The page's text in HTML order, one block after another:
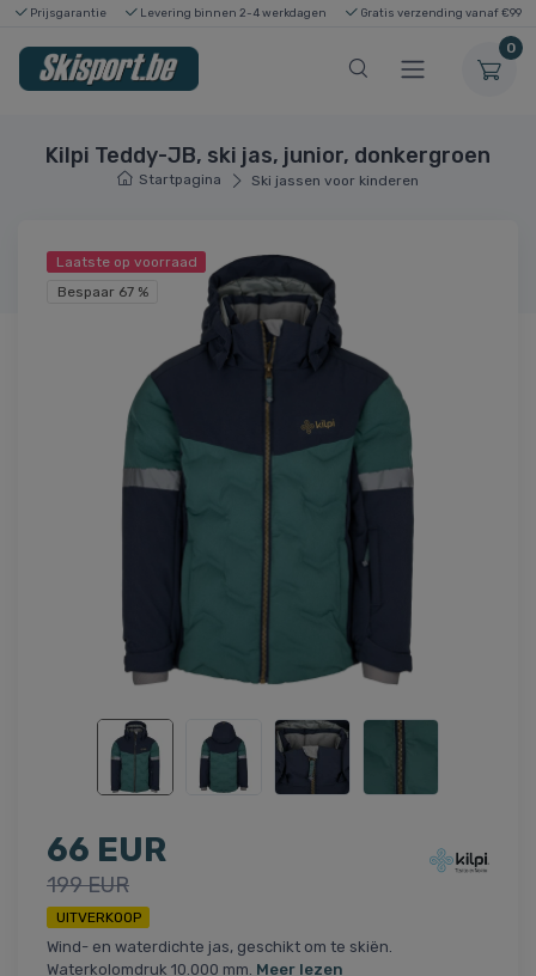
Prijsgarantie Levering binnen 2-4 werkdagen Gratis verzending vanaf €99
0
Kilpi Teddy-JB, ski jas, junior, donkergroen
Startpagina Ski jassen voor kinderen
Laatste op voorraad
Bespaar 67 %
66 EUR
199 EUR
UITVERKOOP
Wind- en waterdichte jas, geschikt om te skiën.
Waterkolomdruk 10.000 mm. Meer lezen